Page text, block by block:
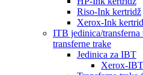
Riso-Ink kertridž
Xerox-Ink
ITB jedinica/transferna
transferne trake
Jedinica za IBT
Xerox-